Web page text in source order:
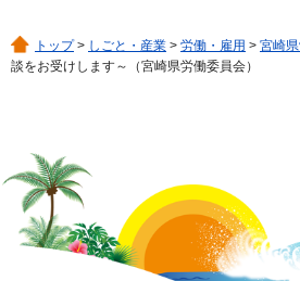
トップ> しごと・産業 > 労働・雇用 > 宮崎
談をお受けします～（宮崎県労働委員会）